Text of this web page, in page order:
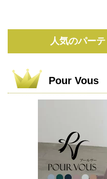
人気のパー
Pour Vous